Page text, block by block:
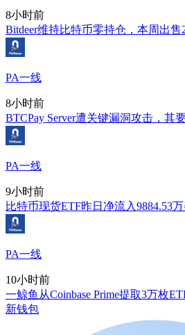
8小时前
Bitdeer维持比特币零持仓，本周出售
PA一线
8小时前
BTCPay Server遭关键漏洞攻击，其
PA一线
9小时前
比特币现货ETF昨日净流入9884.53
PA一线
10小时前
一鲸鱼从Coinbase Prime提取3万枚
新钱包